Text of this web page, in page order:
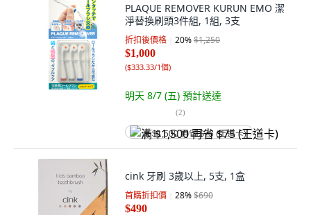
PLAQUE REMOVER KURUN EMO 潔
淨替換刷頭3件組, 1組, 3支
折扣後價格 20%$1,250
$1,000
($333.33/1個)
明天 8/7 (五) 預計送達
(2)
满 $1,500 再省 $75 (王道卡)
cink 牙刷 3歲以上, 5支, 1盒
首購折扣價 28%$690
$490